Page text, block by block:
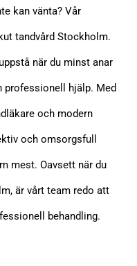
kan vänta? Vår
tandvård Stockholm.
när du minst anar
professionell hjälp. Med
och modern
och omsorgsfull
mest. Oavsett när du
är vårt team redo att
behandling.